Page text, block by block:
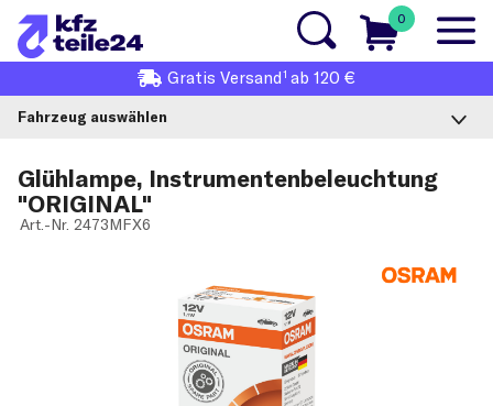
0
Gratis Versand1 ab 120 €
Fahrzeug auswählen
Glühlampe, Instrumentenbeleuchtung
"ORIGINAL"
Art.-Nr. 2473MFX6